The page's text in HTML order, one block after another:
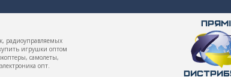
радиоуправляемых
игрушки оптом
самолеты,
опт.